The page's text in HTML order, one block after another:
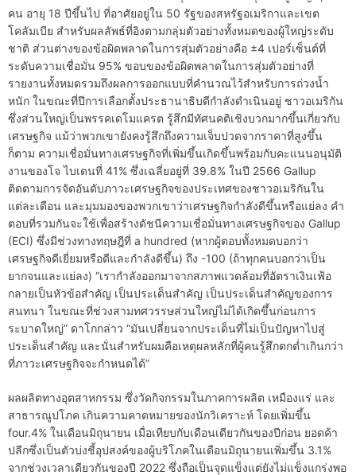
คน อายุ 18 ปีขึ้นไป ที่อาศัยอยู่ใน 50 รัฐของสหรัฐอเมริกาและเขต
โคลัมเบีย สำหรับผลลัพธ์ที่อิงตามกลุ่มตัวอย่างทั้งหมดของผู้ใหญ่ระดับ
ชาติ ส่วนต่างของข้อผิดพลาดในการสุ่มตัวอย่างคือ ±4 เปอร์เซ็นต์ที่
ระดับความเชื่อมั่น 95% ขอบของข้อผิดพลาดในการสุ่มตัวอย่างที่
รายงานทั้งหมดรวมถึงผลการออกแบบที่คำนวณไว้สำหรับการถ่วงน้ำ
หนัก ในขณะที่ปีการเลือกตั้งประธานาธิบดีกำลังดำเนินอยู่ ชาวอเมริกัน
ซึ่งส่วนใหญ่เป็นพรรคเดโมแครต รู้สึกมีทัศนคติเชิงบวกมากขึ้นเกี่ยวกับ
เศรษฐกิจ แม้ว่าพวกเขายังคงรู้สึกถึงความเจ็บปวดจากราคาที่สูงขึ้น
ก็ตาม ความเชื่อมั่นทางเศรษฐกิจที่เพิ่มขึ้นเกิดขึ้นพร้อมกับคะแนนอนุมัติ
งานของโจ ไบเดนที่ 41% ซึ่งเฉลี่ยอยู่ที่ 39.8% ในปี 2566 Gallup
ติดตามการจัดอันดับภาวะเศรษฐกิจของประเทศของชาวอเมริกันใน
แต่ละเดือน และมุมมองของพวกเขาว่าเศรษฐกิจกำลังดีขึ้นหรือแย่ลง คำ
ตอบที่รวมกันจะใช้เพื่อสร้างดัชนีความเชื่อมั่นทางเศรษฐกิจของ Gallup
(ECI) ซึ่งมีช่วงทางทฤษฎีที่ a hundred (หากผู้ตอบทั้งหมดบอกว่า
เศรษฐกิจดีเยี่ยมหรือดีและกำลังดีขึ้น) ถึง -100 (ถ้าทุกคนบอกว่าเป็น
ยากจนและแย่ลง) “เรากำลังออกมาจากสภาพแวดล้อมที่อัตราเงินเฟ้อ
กลายเป็นหัวข้อสำคัญ เป็นประเด็นสำคัญ เป็นประเด็นสำคัญของการ
สนทนา ในขณะที่ช่วงสามทศวรรษส่วนใหญ่ไม่ได้เกิดขึ้นก่อนการ
ระบาดใหญ่” ดาโกกล่าว “มันเปลี่ยนจากประเด็นที่ไม่เป็นปัญหาไปสู่
ประเด็นสำคัญ และนั่นสำหรับผมคือเหตุผลหลักที่ผู้คนรู้สึกตกต่ำเกินกว่า
ที่ภาวะเศรษฐกิจจะกำหนดได้”
ผลผลิตทางอุตสาหกรรม ซึ่งวัดกิจกรรมในภาคการผลิต เหมืองแร่ และ
สาธารณูปโภค เกินความคาดหมายของนักวิเคราะห์ โดยเพิ่มขึ้น
four.4% ในเดือนมิถุนายน เมื่อเทียบกับเดือนเดียวกันของปีก่อน ยอดค้า
ปลีกซึ่งเป็นตัวบ่งชี้อุปสงค์ของผู้บริโภคในเดือนมิถุนายนเพิ่มขึ้น 3.1%
จากช่วงเวลาเดียวกันของปี 2022 ซึ่งถือเป็นจุดแข็งแต่ยังไม่แข็งแกร่งพอ